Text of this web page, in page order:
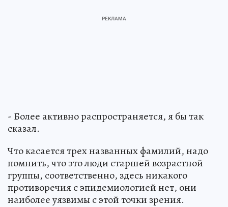
- Более активно распространяется, я бы так
сказал.
Что касается трех названных фамилий, надо
помнить, что это люди старшей возрастной
группы, соответственно, здесь никакого
противоречия с эпидемиологией нет, они
наиболее уязвимы с этой точки зрения.